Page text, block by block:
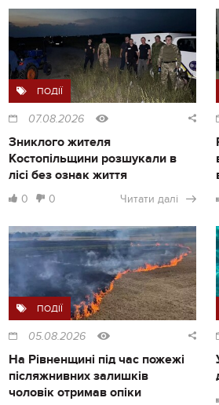
ПОДІЇ
07.08.2026
Зниклого жителя
Костопільщини розшукали в
лісі без ознак життя
0 0 Читати далі
ПОДІЇ
05.08.2026
На Рівненщині під час пожежі
післяжнивних залишків
чоловік отримав опіки